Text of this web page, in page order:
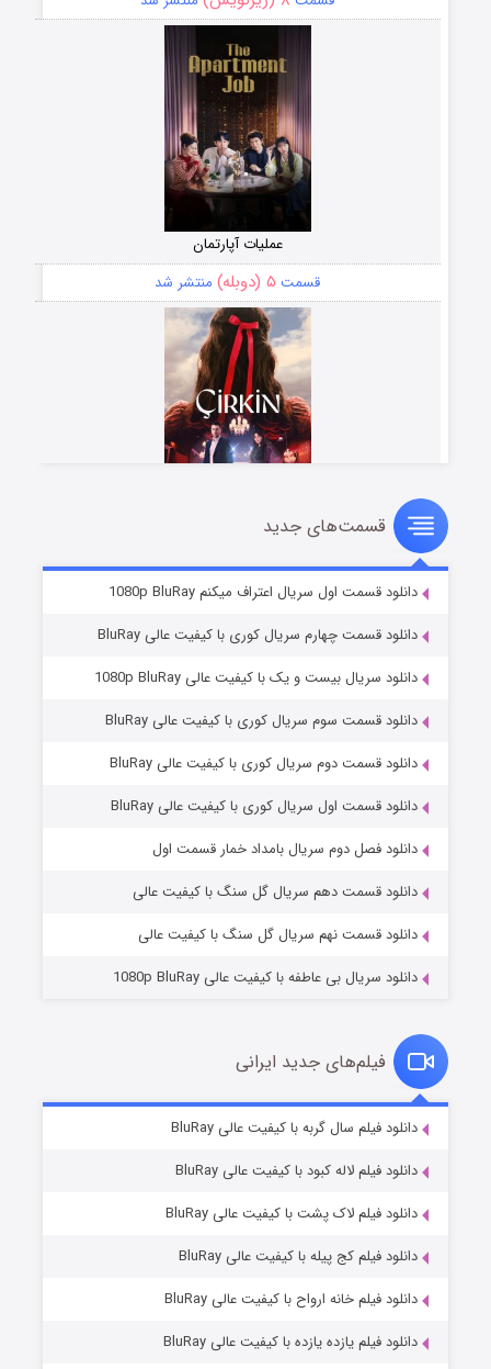
عملیات آپارتمان
قسمت ۵ (دوبله) منتشر شد
سریال زشت
قسمت۲ (زیرنویس) منتشر شد
مردگان متحرک: شهر مرده ۳
قسمت۲ (زیرنویس) منتشر شد
قسمت۷ (زیرنویس) منتشر شد
قسمت‌های جدید
دانلود قسمت اول سریال اعتراف میکنم 1080p BluRay
دانلود قسمت چهارم سریال کوری با کیفیت عالی BluRay
دانلود سریال بیست و یک با کیفیت عالی 1080p BluRay
دانلود قسمت سوم سریال کوری با کیفیت عالی BluRay
دانلود قسمت دوم سریال کوری با کیفیت عالی BluRay
دانلود قسمت اول سریال کوری با کیفیت عالی BluRay
دانلود فصل دوم سریال بامداد خمار قسمت اول
دانلود قسمت دهم سریال گل سنگ با کیفیت عالی
دانلود قسمت نهم سریال گل سنگ با کیفیت عالی
دانلود سریال بی عاطفه با کیفیت عالی 1080p BluRay
فیلم‌های جدید ایرانی
دانلود فیلم سال گربه با کیفیت عالی BluRay
دانلود فیلم لاله کبود با کیفیت عالی BluRay
دانلود فیلم لاک پشت با کیفیت عالی BluRay
دانلود فیلم کج‌ پیله با کیفیت عالی BluRay
دانلود فیلم خانه ارواح با کیفیت عالی BluRay
دانلود فیلم یازده یازده با کیفیت عالی BluRay